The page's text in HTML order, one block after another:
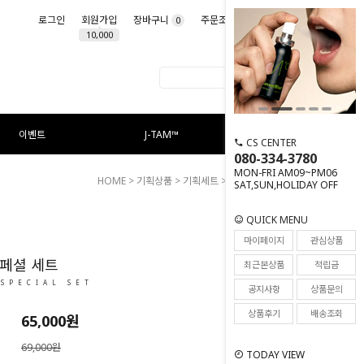
로그인 회원가입
10,000
장바구니 0 주문조회 마이페이지
이벤트 J-TAM™
CS CENTER
080-334-3780
MON-FRI AM09~PM06
SAT,SUN,HOLIDAY OFF
QUICK MENU
마이페이지
관심상품
최근본상품
적립금
공지사항
상품문의
상품후기
배송조회
TODAY VIEW
HOME > 기획상품 > 기획세트 > 릴리프 스페셜 세트
5
셜 세트
SET
65,000원
69,000원